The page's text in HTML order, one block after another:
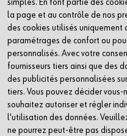
pour Android
Contact
Würth AG
Dornwydenweg 11
4144 Arlesheim
Suisse
simples. En font partie des
la page et au contrôle de nos
des cookies utilisés uniquement
paramétrages de confort ou
personnalisés. Avec votre
fournisseurs tiers ainsi que des
des publicités personnalisées
tiers. Vous pouvez décider
souhaitez autoriser et régler
l'utilisation des données.
ne pourrez peut-être pas